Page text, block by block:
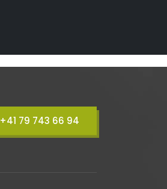
+41 79 743 66 94